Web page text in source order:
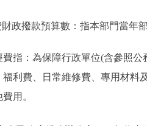
撥款預算數：指本部門當年部
：為保障行政單位(含參照公
利費、日常維修費、專用材料
用。